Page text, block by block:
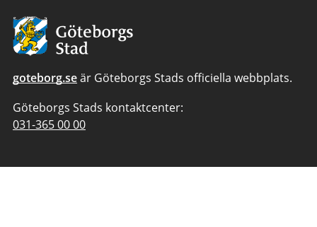
Avsändare:
Göteborgs
Stad
goteborg.seär Göteborgs Stads officiella webbplats.
Göteborgs Stads kontaktcenter:
Telefonnummer
031-365 00 00